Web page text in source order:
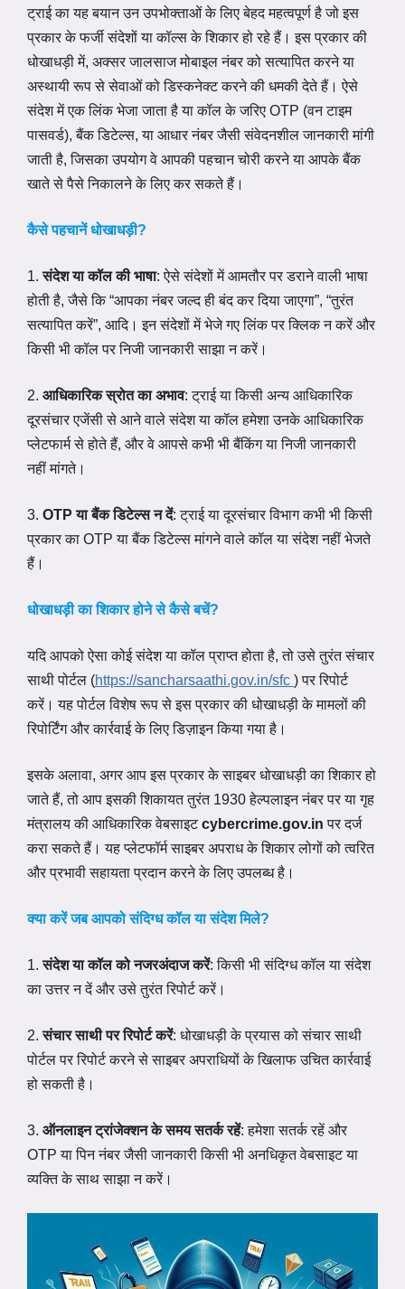
ट्राई का यह बयान उन उपभोक्ताओं के लिए बेहद महत्वपूर्ण है जो इस
प्रकार के फर्जी संदेशों या कॉल्स के शिकार हो रहे हैं। इस प्रकार की
धोखाधड़ी में, अक्सर जालसाज मोबाइल नंबर को सत्यापित करने या
अस्थायी रूप से सेवाओं को डिस्कनेक्ट करने की धमकी देते हैं। ऐसे
संदेश में एक लिंक भेजा जाता है या कॉल के जरिए OTP (वन टाइम
पासवर्ड), बैंक डिटेल्स, या आधार नंबर जैसी संवेदनशील जानकारी मांगी
जाती है, जिसका उपयोग वे आपकी पहचान चोरी करने या आपके बैंक
खाते से पैसे निकालने के लिए कर सकते हैं।
कैसे पहचानें धोखाधड़ी?
1.संदेश या कॉल की भाषा: ऐसे संदेशों में आमतौर पर डराने वाली भाषा
होती है, जैसे कि “आपका नंबर जल्द ही बंद कर दिया जाएगा”, “तुरंत
सत्यापित करें”, आदि। इन संदेशों में भेजे गए लिंक पर क्लिक न करें और
किसी भी कॉल पर निजी जानकारी साझा न करें।
2. आधिकारिक स्रोत का अभाव: ट्राई या किसी अन्य आधिकारिक
दूरसंचार एजेंसी से आने वाले संदेश या कॉल हमेशा उनके आधिकारिक
प्लेटफार्म से होते हैं, और वे आपसे कभी भी बैंकिंग या निजी जानकारी
नहीं मांगते।
3. OTP या बैंक डिटेल्स न दें: ट्राई या दूरसंचार विभाग कभी भी किसी
प्रकार का OTP या बैंक डिटेल्स मांगने वाले कॉल या संदेश नहीं भेजते
हैं।
धोखाधड़ी का शिकार होने से कैसे बचें?
यदि आपको ऐसा कोई संदेश या कॉल प्राप्त होता है, तो उसे तुरंत संचार
साथी पोर्टल (https://sancharsaathi.gov.in/sfc ) पर रिपोर्ट
करें। यह पोर्टल विशेष रूप से इस प्रकार की धोखाधड़ी के मामलों की
रिपोर्टिंग और कार्रवाई के लिए डिज़ाइन किया गया है।
इसके अलावा, अगर आप इस प्रकार के साइबर धोखाधड़ी का शिकार हो
जाते हैं, तो आप इसकी शिकायत तुरंत 1930 हेल्पलाइन नंबर पर या गृह
मंत्रालय की आधिकारिक वेबसाइटcybercrime.gov.in पर दर्ज
करा सकते हैं। यह प्लेटफॉर्म साइबर अपराध के शिकार लोगों को त्वरित
और प्रभावी सहायता प्रदान करने के लिए उपलब्ध है।
क्या करें जब आपको संदिग्ध कॉल या संदेश मिले?
1.संदेश या कॉल को नजरअंदाज करें: किसी भी संदिग्ध कॉल या संदेश
का उत्तर न दें और उसे तुरंत रिपोर्ट करें।
2.संचार साथी पर रिपोर्ट करें: धोखाधड़ी के प्रयास को संचार साथी
पोर्टल पर रिपोर्ट करने से साइबर अपराधियों के खिलाफ उचित कार्रवाई
हो सकती है।
3. ऑनलाइन ट्रांजेक्शन के समय सतर्क रहें: हमेशा सतर्क रहें और
OTP या पिन नंबर जैसी जानकारी किसी भी अनधिकृत वेबसाइट या
व्यक्ति के साथ साझा न करें।